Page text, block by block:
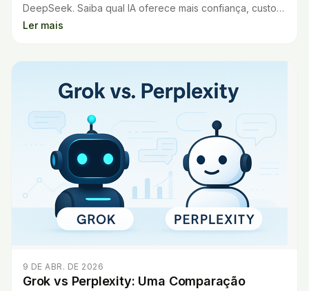
DeepSeek. Saiba qual IA oferece mais confiança, custo-
benefício e resultados para seu uso diário.
Ler mais
9 DE ABR. DE 2026
Grok vs Perplexity: Uma Comparação